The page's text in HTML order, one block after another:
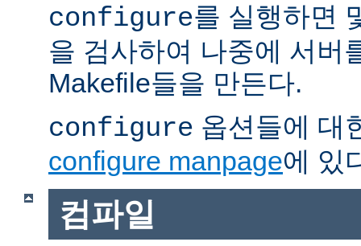
configure를 실행하면
을 검사하여 나중에 서버
Makefile들을 만든다.
configure 옵션들에 대
configure manpage에 있
컴파일